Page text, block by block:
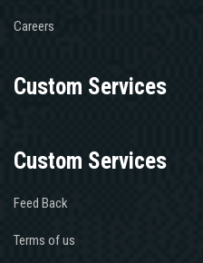
Careers
Custom Services
Custom Services
Feed Back
Terms of us